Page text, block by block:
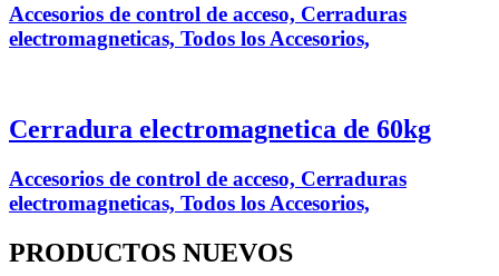
Accesorios de control de acceso, Cerraduras
electromagneticas, Todos los Accesorios,
Cerradura electromagnetica de 60kg
Accesorios de control de acceso, Cerraduras
electromagneticas, Todos los Accesorios,
PRODUCTOS NUEVOS